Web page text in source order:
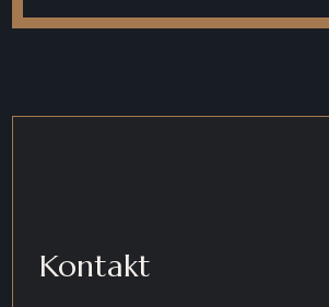
Kontakt